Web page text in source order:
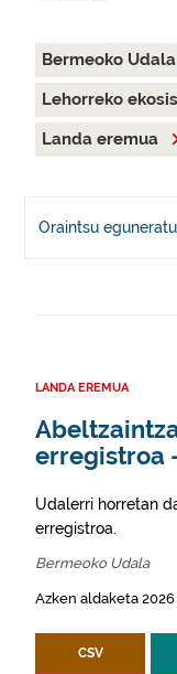
Bermeoko Udala
Lehorreko
Landa eremua
Oraintsu
LANDA EREMUA
erregistroa
Udalerri horretan
erregistroa.
Bermeoko Udala
Azken aldaketa 2026
CSV